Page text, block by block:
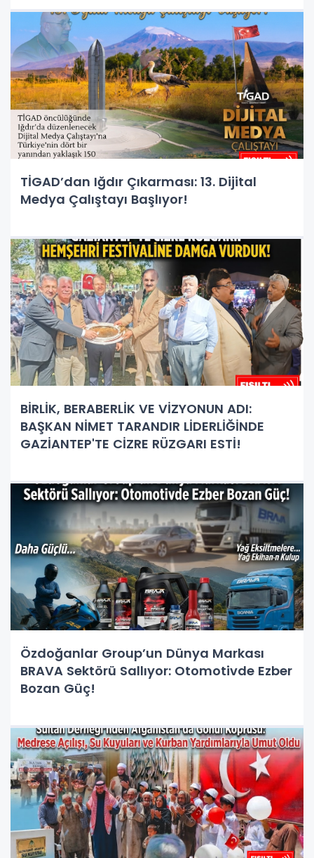
TİGAD’dan Iğdır Çıkarması: 13. Dijital
Medya Çalıştayı Başlıyor!
BİRLİK, BERABERLİK VE VİZYONUN ADI:
BAŞKAN NİMET TARANDIR LİDERLİĞİNDE
GAZİANTEP'TE CİZRE RÜZGARI ESTİ!
Özdoğanlar Group’un Dünya Markası
BRAVA Sektörü Sallıyor: Otomotivde Ezber
Bozan Güç!